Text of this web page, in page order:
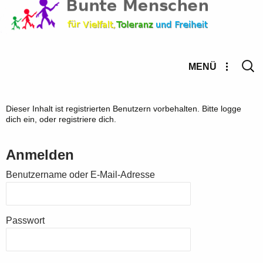
nach:
MENÜ
Dieser Inhalt ist registrierten Benutzern vorbehalten. Bitte logge
dich ein, oder registriere dich.
Anmelden
Benutzername oder E-Mail-Adresse
Passwort